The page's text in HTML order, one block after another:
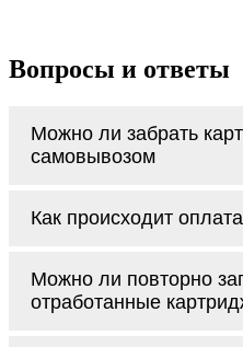
Вопросы и ответы
Можно ли забрать
самовывозом
доставим заказ и
доставляем Вам
Как происходит
наличными курьеру
Можно ли повторно
отработанные